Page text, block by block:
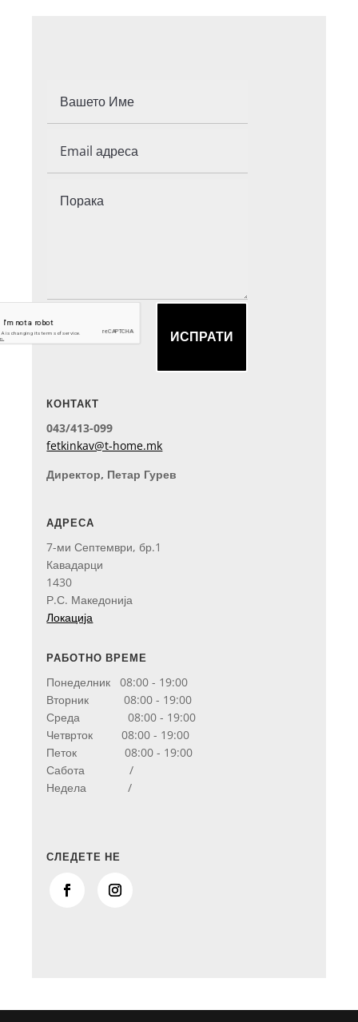
ИСПРАТИ
КОНТАКТ
043/413-099
fetkinkav@t-home.mk
Директор, Петар Гурев
АДРЕСА
7-ми Септември, бр.1
Кавадарци
1430
Р.С. Македонија
Локација
РАБОТНО ВРЕМЕ
Понеделник 08:00 - 19:00
Вторник 08:00 - 19:00
Среда 08:00 - 19:00
Четврток 08:00 - 19:00
Петок 08:00 - 19:00
Сабота /
Недела /
СЛЕДЕТЕ НЕ